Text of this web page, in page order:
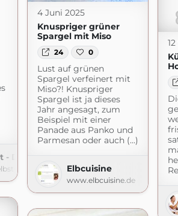
Der Foodblog
4 Juni 2025
Knuspriger grüner
Spargel mit Miso
24 0
Lust auf grünen
Spargel verfeinert mit
Miso?! Knuspriger
Spargel ist ja dieses
Jahr angesagt, zum
Beispiel mit einer
Panade aus Panko und
Parmesan oder auch (...)
Elbcuisine
www.elbcuisine.de